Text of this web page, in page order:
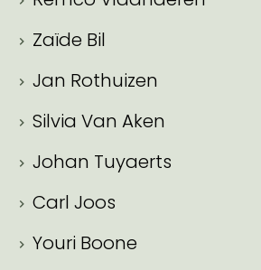
Zaïde Bil
Jan Rothuizen
Silvia Van Aken
Johan Tuyaerts
Carl Joos
Youri Boone